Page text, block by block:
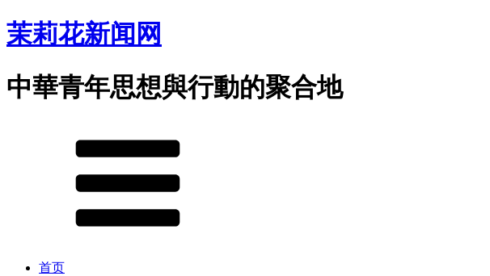
茉莉花新闻网
中華青年思想與行動的聚合地
首页